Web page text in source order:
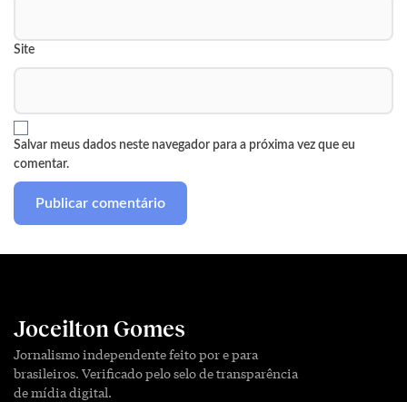
Site
Salvar meus dados neste navegador para a próxima vez que eu
comentar.
Joceilton Gomes
Jornalismo independente feito por e para
brasileiros. Verificado pelo selo de transparência
de mídia digital.